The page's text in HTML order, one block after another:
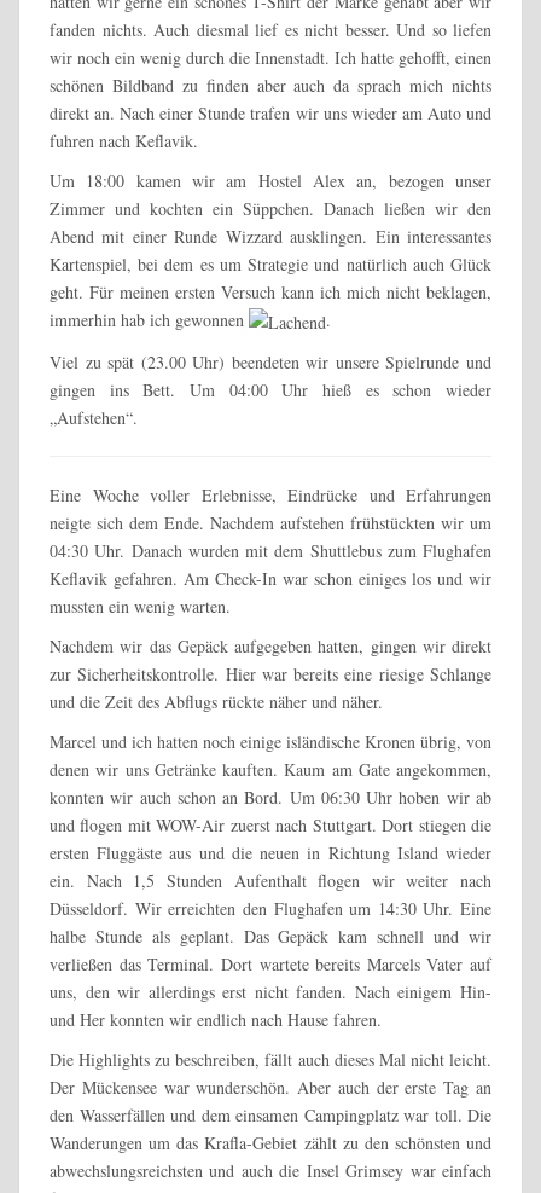
fanden nichts. Auch diesmal lief es nicht besser. Und so liefen
wir noch ein wenig durch die Innenstadt. Ich hatte gehofft, einen
schönen Bildband zu finden aber auch da sprach mich nichts
direkt an. Nach einer Stunde trafen wir uns wieder am Auto und
fuhren nach Keflavik.
Um 18:00 kamen wir am Hostel Alex an, bezogen unser
Zimmer und kochten ein Süppchen. Danach ließen wir den
Abend mit einer Runde Wizzard ausklingen. Ein interessantes
Kartenspiel, bei dem es um Strategie und natürlich auch Glück
geht. Für meinen ersten Versuch kann ich mich nicht beklagen,
immerhin hab ich gewonnen
.
Viel zu spät (23.00 Uhr) beendeten wir unsere Spielrunde und
gingen ins Bett. Um 04:00 Uhr hieß es schon wieder
„Aufstehen“.
Eine Woche voller Erlebnisse, Eindrücke und Erfahrungen
neigte sich dem Ende. Nachdem aufstehen frühstückten wir um
04:30 Uhr. Danach wurden mit dem Shuttlebus zum Flughafen
Keflavik gefahren. Am Check-In war schon einiges los und wir
mussten ein wenig warten.
Nachdem wir das Gepäck aufgegeben hatten, gingen wir direkt
zur Sicherheitskontrolle. Hier war bereits eine riesige Schlange
und die Zeit des Abflugs rückte näher und näher.
Marcel und ich hatten noch einige isländische Kronen übrig, von
denen wir uns Getränke kauften. Kaum am Gate angekommen,
konnten wir auch schon an Bord. Um 06:30 Uhr hoben wir ab
und flogen mit WOW-Air zuerst nach Stuttgart. Dort stiegen die
ersten Fluggäste aus und die neuen in Richtung Island wieder
ein. Nach 1,5 Stunden Aufenthalt flogen wir weiter nach
Düsseldorf. Wir erreichten den Flughafen um 14:30 Uhr. Eine
halbe Stunde als geplant. Das Gepäck kam schnell und wir
verließen das Terminal. Dort wartete bereits Marcels Vater auf
uns, den wir allerdings erst nicht fanden. Nach einigem Hin-
und Her konnten wir endlich nach Hause fahren.
Die Highlights zu beschreiben, fällt auch dieses Mal nicht leicht.
Der Mückensee war wunderschön. Aber auch der erste Tag an
den Wasserfällen und dem einsamen Campingplatz war toll. Die
Wanderungen um das Krafla-Gebiet zählt zu den schönsten und
abwechslungsreichsten und auch die Insel Grimsey war einfach